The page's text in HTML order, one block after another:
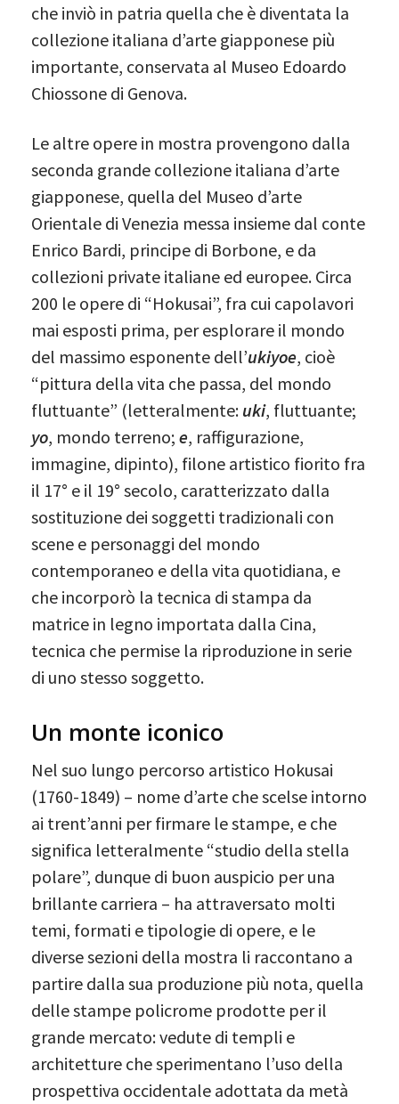
che inviò in patria quella che è diventata la
collezione italiana d’arte giapponese più
importante, conservata al Museo Edoardo
Chiossone di Genova.
Le altre opere in mostra provengono dalla
seconda grande collezione italiana d’arte
giapponese, quella del Museo d’arte
Orientale di Venezia messa insieme dal conte
Enrico Bardi, principe di Borbone, e da
collezioni private italiane ed europee. Circa
200 le opere di “Hokusai”, fra cui capolavori
mai esposti prima, per esplorare il mondo
del massimo esponente dell’ukiyoe, cioè
“pittura della vita che passa, del mondo
fluttuante” (letteralmente: uki, fluttuante;
yo, mondo terreno; e, raffigurazione,
immagine, dipinto), filone artistico fiorito fra
il 17° e il 19° secolo, caratterizzato dalla
sostituzione dei soggetti tradizionali con
scene e personaggi del mondo
contemporaneo e della vita quotidiana, e
che incorporò la tecnica di stampa da
matrice in legno importata dalla Cina,
tecnica che permise la riproduzione in serie
di uno stesso soggetto.
Un monte iconico
Nel suo lungo percorso artistico Hokusai
(1760-1849) – nome d’arte che scelse intorno
ai trent’anni per firmare le stampe, e che
significa letteralmente “studio della stella
polare”, dunque di buon auspicio per una
brillante carriera – ha attraversato molti
temi, formati e tipologie di opere, e le
diverse sezioni della mostra li raccontano a
partire dalla sua produzione più nota, quella
delle stampe policrome prodotte per il
grande mercato: vedute di templi e
architetture che sperimentano l’uso della
prospettiva occidentale adottata da metà